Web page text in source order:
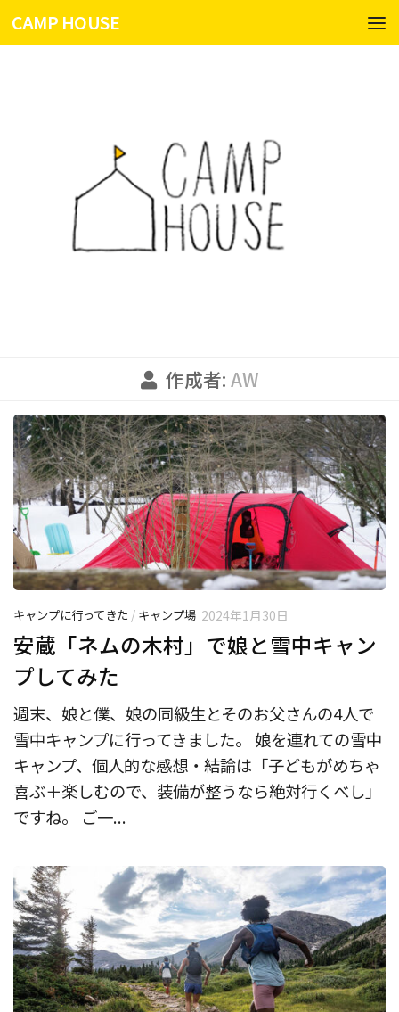
コンテンツへスキップ
CAMP HOUSE
作成者: AW
キャンプに行ってきた / キャンプ場 2024年1月30日
安蔵「ネムの木村」で娘と雪中キャン
プしてみた
週末、娘と僕、娘の同級生とそのお父さんの4人で
雪中キャンプに行ってきました。 娘を連れての雪中
キャンプ、個人的な感想・結論は「子どもがめちゃ
喜ぶ＋楽しむので、装備が整うなら絶対行くべし」
ですね。 ご一...